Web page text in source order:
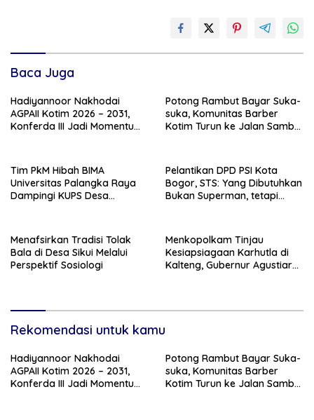
Baca Juga
Hadiyannoor Nakhodai
AGPAII Kotim 2026 – 2031,
Konferda III Jadi Momentum
Potong Rambut Bayar Suka-
suka, Komunitas Barber
Kotim Turun ke Jalan Sambut
Tim PkM Hibah BIMA
Universitas Palangka Raya
Dampingi KUPS Desa
Pelantikan DPD PSI Kota
Bogor, STS: Yang Dibutuhkan
Bukan Superman, tetapi
Menafsirkan Tradisi Tolak
Bala di Desa Sikui Melalui
Perspektif Sosiologi
Menkopolkam Tinjau
Kesiapsiagaan Karhutla di
Kalteng, Gubernur Agustiar
Rekomendasi untuk kamu
Hadiyannoor Nakhodai
AGPAII Kotim 2026 – 2031,
Konferda III Jadi Momentum
Potong Rambut Bayar Suka-
suka, Komunitas Barber
Kotim Turun ke Jalan Sambut